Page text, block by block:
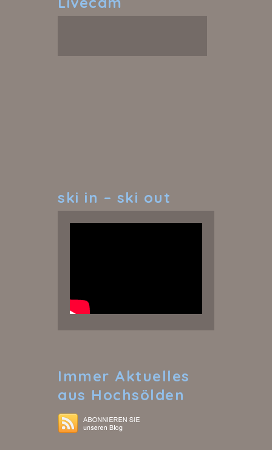
ski in – ski out
Immer Aktuelles
aus Hochsölden